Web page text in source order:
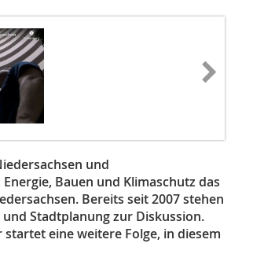
und
Bauen und Klimaschutz das
Bereits seit 2007 stehen
Stadtplanung zur Diskussion.
eine weitere Folge, in diesem